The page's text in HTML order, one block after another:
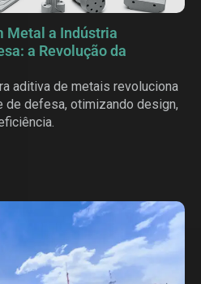
Metal a Indústria
a Revolução da
aditiva de metais revoluciona
defesa, otimizando design,